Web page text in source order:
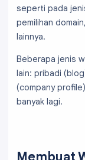
seperti pada
pemilihan
lainnya.
Beberapa jenis
lain: pribadi
(company
banyak lagi.